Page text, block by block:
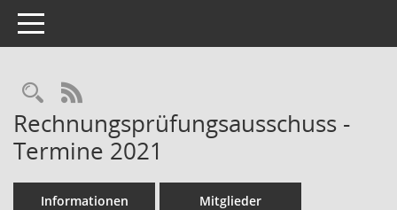
Toggle navigation
Rechercheauswahl
RSS-Feed
Rechnungsprüfungsausschuss -
Termine 2021
Informationen Mitglieder